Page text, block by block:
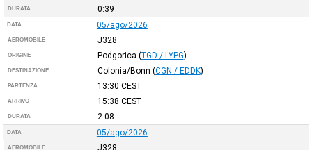
DURATA 0:39
DATA 05/ago/2026
AEROMOBILE J328
ORIGINE Podgorica (TGD / LYPG)
DESTINAZIONE Colonia/Bonn (CGN / EDDK)
PARTENZA 13:30 CEST
ARRIVO 15:38 CEST
DURATA 2:08
DATA 05/ago/2026
AEROMOBILE J328